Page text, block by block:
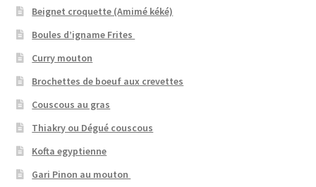
Beignet croquette (Amimé kéké)
Boules d’igname Frites
Curry mouton
Brochettes de boeuf aux crevettes
Couscous au gras
Thiakry ou Dégué couscous
Kofta egyptienne
Gari Pinon au mouton